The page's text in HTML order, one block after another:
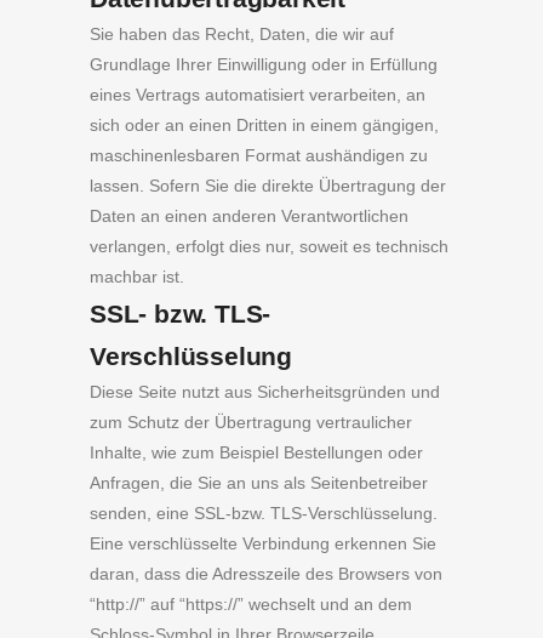
Sie haben das Recht, Daten, die wir auf
Grundlage Ihrer Einwilligung oder in Erfüllung
eines Vertrags automatisiert verarbeiten, an
sich oder an einen Dritten in einem gängigen,
maschinenlesbaren Format aushändigen zu
lassen. Sofern Sie die direkte Übertragung der
Daten an einen anderen Verantwortlichen
verlangen, erfolgt dies nur, soweit es technisch
machbar ist.
SSL- bzw. TLS-
Verschlüsselung
Diese Seite nutzt aus Sicherheitsgründen und
zum Schutz der Übertragung vertraulicher
Inhalte, wie zum Beispiel Bestellungen oder
Anfragen, die Sie an uns als Seitenbetreiber
senden, eine SSL-bzw. TLS-Verschlüsselung.
Eine verschlüsselte Verbindung erkennen Sie
daran, dass die Adresszeile des Browsers von
“http://” auf “https://” wechselt und an dem